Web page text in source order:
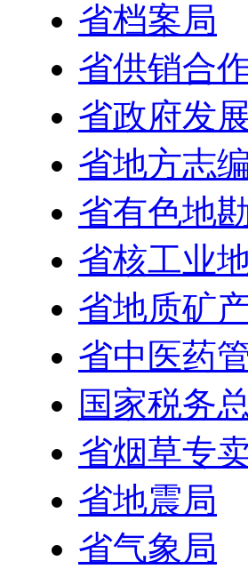
省档案局
省供销合
省政府发
省地方志
省有色地
省核工业
省地质矿
省中医药
国家税务
省烟草专
省地震局
省气象局